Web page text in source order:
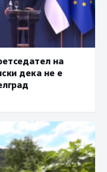
на
дека не е